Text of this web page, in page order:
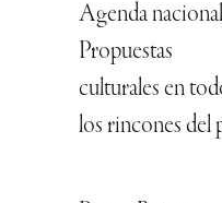
Agenda
Propuestas
culturales en
los rincones del